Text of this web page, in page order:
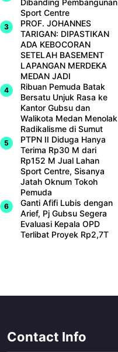
Dibanding Pembangunan
Sport Centre
PROF. JOHANNES
TARIGAN: DIPASTIKAN
ADA KEBOCORAN
SETELAH BASEMENT
LAPANGAN MERDEKA
MEDAN JADI
Ribuan Pemuda Batak
Bersatu Unjuk Rasa ke
Kantor Gubsu dan
Walikota Medan Menolak
Radikalisme di Sumut
PTPN II Diduga Hanya
Terima Rp30 M dari
Rp152 M Jual Lahan
Sport Centre, Sisanya
Jatah Oknum Tokoh
Pemuda
Ganti Afifi Lubis dengan
Arief, Pj Gubsu Segera
Evaluasi Kepala OPD
Terlibat Proyek Rp2,7T
Contact Info